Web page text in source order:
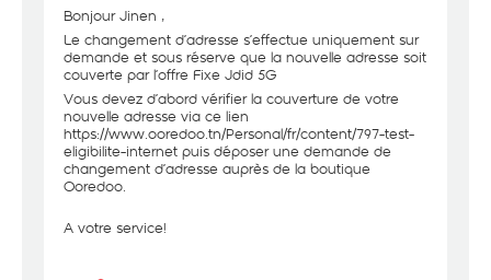
Bonjour Jinen ,
Le changement d’adresse s’effectue uniquement sur
demande et sous réserve que la nouvelle adresse soit
couverte par l’offre Fixe Jdid 5G
Vous devez d’abord vérifier la couverture de votre
nouvelle adresse via ce lien
https://www.ooredoo.tn/Personal/fr/content/797-test-
eligibilite-internet puis déposer une demande de
changement d’adresse auprès de la boutique
Ooredoo.
A votre service!